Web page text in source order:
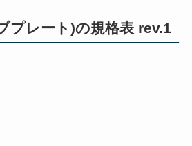
プレート)の規格表 rev.1